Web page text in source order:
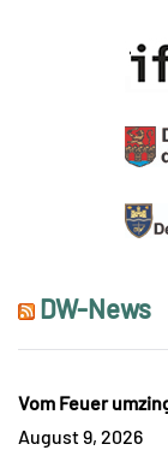
DW-News
Vom Feuer
August 9, 2026